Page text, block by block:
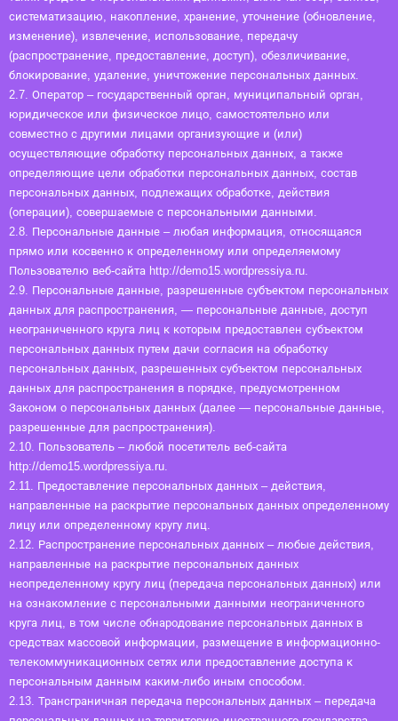
систематизацию, накопление, хранение, уточнение (обновление,
изменение), извлечение, использование, передачу
(распространение, предоставление, доступ), обезличивание,
блокирование, удаление, уничтожение персональных данных.
2.7. Оператор – государственный орган, муниципальный орган,
юридическое или физическое лицо, самостоятельно или
совместно с другими лицами организующие и (или)
осуществляющие обработку персональных данных, а также
определяющие цели обработки персональных данных, состав
персональных данных, подлежащих обработке, действия
(операции), совершаемые с персональными данными.
2.8. Персональные данные – любая информация, относящаяся
прямо или косвенно к определенному или определяемому
Пользователю веб-сайта http://demo15.wordpressiya.ru.
2.9. Персональные данные, разрешенные субъектом персональных
данных для распространения, — персональные данные, доступ
неограниченного круга лиц к которым предоставлен субъектом
персональных данных путем дачи согласия на обработку
персональных данных, разрешенных субъектом персональных
данных для распространения в порядке, предусмотренном
Законом о персональных данных (далее — персональные данные,
разрешенные для распространения).
2.10. Пользователь – любой посетитель веб-сайта
http://demo15.wordpressiya.ru.
2.11. Предоставление персональных данных – действия,
направленные на раскрытие персональных данных определенному
лицу или определенному кругу лиц.
2.12. Распространение персональных данных – любые действия,
направленные на раскрытие персональных данных
неопределенному кругу лиц (передача персональных данных) или
на ознакомление с персональными данными неограниченного
круга лиц, в том числе обнародование персональных данных в
средствах массовой информации, размещение в информационно-
телекоммуникационных сетях или предоставление доступа к
персональным данным каким-либо иным способом.
2.13. Трансграничная передача персональных данных – передача